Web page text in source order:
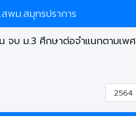
สพม.สมุทรปราการ
จบ ม.3 ศึกษาต่อจำแนกตามเพศ